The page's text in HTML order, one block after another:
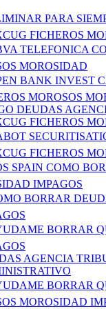
PARA
FICHEROS
TELEFONICA
MOROSIDAD
BANK INVEST
MOROSOS
DEUDAS
FICHEROS
FICHEROS
SPAIN COMO
IMPAGOS
BORRAR
BORRAR
AGENCIA
BORRAR
MOROSIDAD